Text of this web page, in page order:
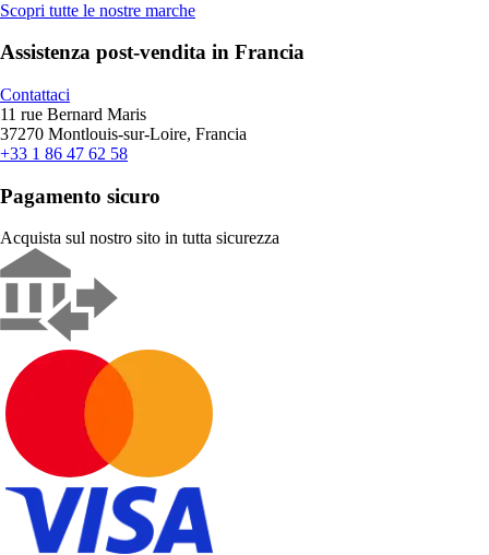
Scopri tutte le nostre marche
Assistenza post-vendita in Francia
Contattaci
11 rue Bernard Maris
37270 Montlouis-sur-Loire, Francia
+33 1 86 47 62 58
Pagamento sicuro
Acquista sul nostro sito in tutta sicurezza